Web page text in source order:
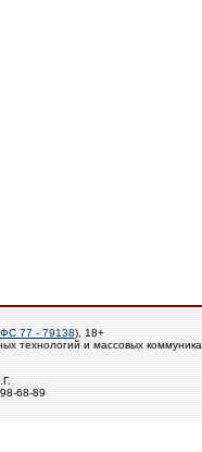
77 - 79138), 18+
технологий и массовых
68-89